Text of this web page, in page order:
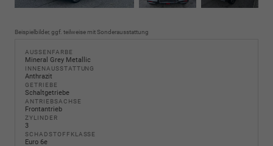
Beispielbilder, ggf. teilweise mit Sonderausstattung
AUSSENFARBE
Mineral Grey Metallic
INNENAUSSTATTUNG
Anthrazit
GETRIEBE
Schaltgetriebe
ANTRIEBSACHSE
Frontantrieb
ZYLINDER
3
SCHADSTOFFKLASSE
Euro 6e